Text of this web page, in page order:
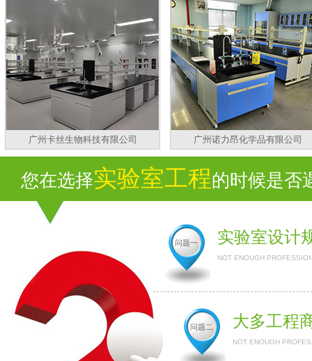
广州卡丝生物科技有限公司 广州诺力昂化学品有限公司
您在选择实验室工程的时候是否遇
问题一 实验室设计
NOT ENOUGH
问题二 大多工程
NOT ENOUGH